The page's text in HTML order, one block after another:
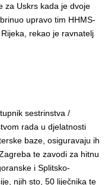
za Uskrs kada je dvoje
upravo tim HHMS-
rekao je ravnatelj
sestrinstva /
rada u djelatnosti
baze, osiguravaju ih
te zavodi za hitnu
i Splitsko-
njih sto, 50 liječnika te